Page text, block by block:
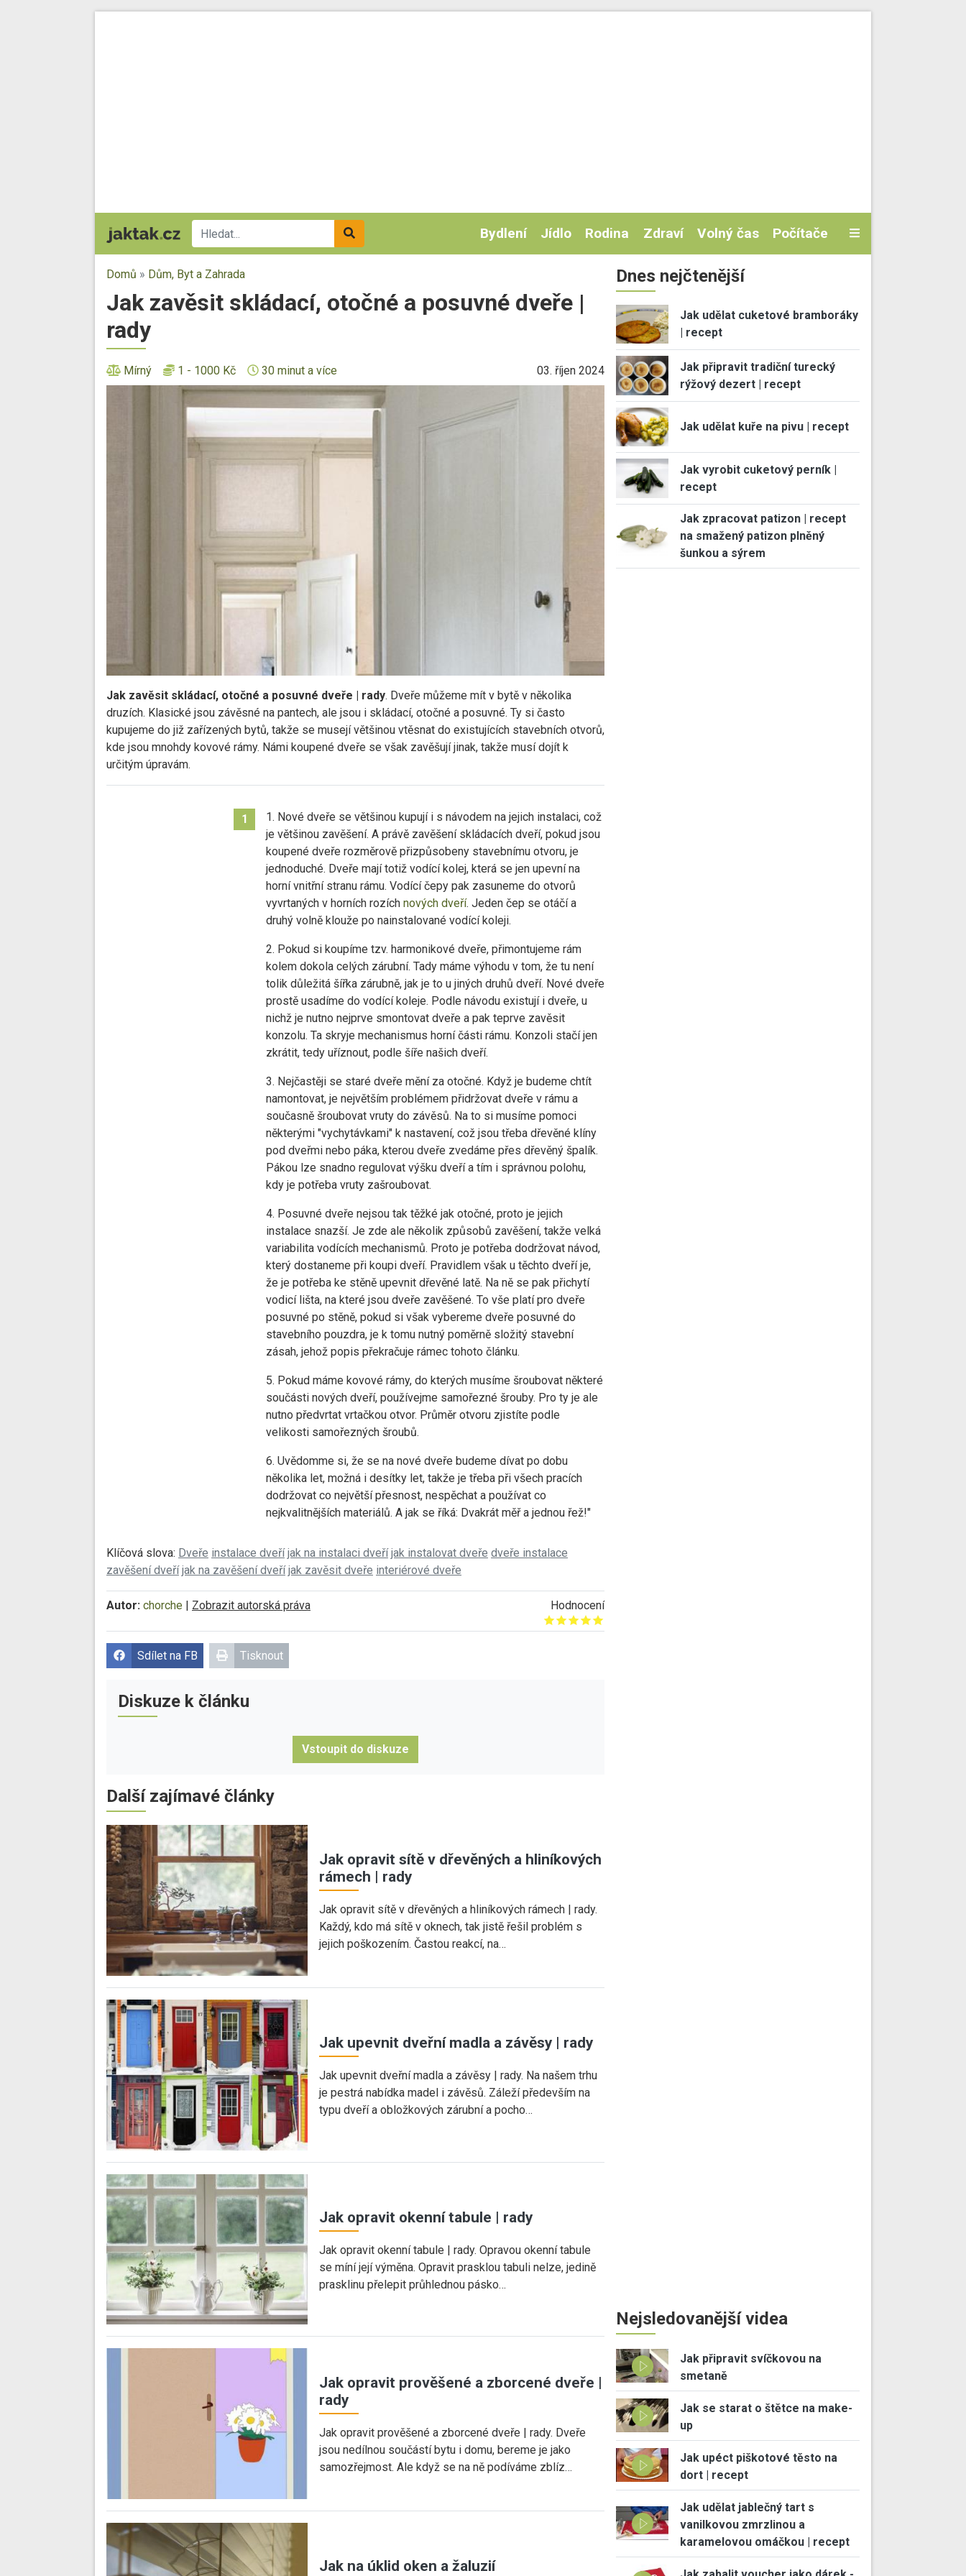
Bydlení Jídlo Rodina Zdraví Volný čas Počítače
Domů » Dům, Byt a Zahrada
Jak zavěsit skládací, otočné a posuvné dveře |
rady
Mírný 1 - 1000 Kč 30 minut a více 03. říjen 2024
Jak zavěsit skládací, otočné a posuvné dveře | rady. Dveře můžeme mít v bytě v několika
druzích. Klasické jsou závěsné na pantech, ale jsou i skládací, otočné a posuvné. Ty si často
kupujeme do již zařízených bytů, takže se musejí většinou vtěsnat do existujících stavebních otvorů,
kde jsou mnohdy kovové rámy. Námi koupené dveře se však zavěšují jinak, takže musí dojít k
určitým úpravám.
1
1. Nové dveře se většinou kupují i s návodem na jejich instalaci, což
je většinou zavěšení. A právě zavěšení skládacích dveří, pokud jsou
koupené dveře rozměrově přizpůsobeny stavebnímu otvoru, je
jednoduché. Dveře mají totiž vodící kolej, která se jen upevní na
horní vnitřní stranu rámu. Vodící čepy pak zasuneme do otvorů
vyvrtaných v horních rozích nových dveří. Jeden čep se otáčí a
druhý volně klouže po nainstalované vodící koleji.
2. Pokud si koupíme tzv. harmonikové dveře, přimontujeme rám
kolem dokola celých zárubní. Tady máme výhodu v tom, že tu není
tolik důležitá šířka zárubně, jak je to u jiných druhů dveří. Nové dveře
prostě usadíme do vodící koleje. Podle návodu existují i dveře, u
nichž je nutno nejprve smontovat dveře a pak teprve zavěsit
konzolu. Ta skryje mechanismus horní části rámu. Konzoli stačí jen
zkrátit, tedy uříznout, podle šíře našich dveří.
3. Nejčastěji se staré dveře mění za otočné. Když je budeme chtít
namontovat, je největším problémem přidržovat dveře v rámu a
současně šroubovat vruty do závěsů. Na to si musíme pomoci
některými "vychytávkami" k nastavení, což jsou třeba dřevěné klíny
pod dveřmi nebo páka, kterou dveře zvedáme přes dřevěný špalík.
Pákou lze snadno regulovat výšku dveří a tím i správnou polohu,
kdy je potřeba vruty zašroubovat.
4. Posuvné dveře nejsou tak těžké jak otočné, proto je jejich
instalace snazší. Je zde ale několik způsobů zavěšení, takže velká
variabilita vodících mechanismů. Proto je potřeba dodržovat návod,
který dostaneme při koupi dveří. Pravidlem však u těchto dveří je,
že je potřeba ke stěně upevnit dřevěné latě. Na ně se pak přichytí
vodicí lišta, na které jsou dveře zavěšené. To vše platí pro dveře
posuvné po stěně, pokud si však vybereme dveře posuvné do
stavebního pouzdra, je k tomu nutný poměrně složitý stavební
zásah, jehož popis překračuje rámec tohoto článku.
5. Pokud máme kovové rámy, do kterých musíme šroubovat některé
součásti nových dveří, používejme samořezné šrouby. Pro ty je ale
nutno předvrtat vrtačkou otvor. Průměr otvoru zjistíte podle
velikosti samořezných šroubů.
6. Uvědomme si, že se na nové dveře budeme dívat po dobu
několika let, možná i desítky let, takže je třeba při všech pracích
dodržovat co největší přesnost, nespěchat a používat co
nejkvalitnějších materiálů. A jak se říká: Dvakrát měř a jednou řež!"
Klíčová slova: Dveře instalace dveří jak na instalaci dveří jak instalovat dveře dveře instalace
zavěšení dveří jak na zavěšení dveří jak zavěsit dveře interiérové dveře
Autor: chorche Zobrazit autorská práva
Hodnocení
Give it 1/5
Give it 2/5
Give it 3/5
Give it 4/5
Give it 5/5
Sdílet na FB Tisknout
Diskuze k článku
Vstoupit do diskuze
Další zajímavé články
Jak opravit sítě v dřevěných a hliníkových
rámech | rady
Jak opravit sítě v dřevěných a hliníkových rámech | rady.
Každý, kdo má sítě v oknech, tak jistě řešil problém s
jejich poškozením. Častou reakcí, na…
Jak upevnit dveřní madla a závěsy | rady
Jak upevnit dveřní madla a závěsy | rady. Na našem trhu
je pestrá nabídka madel i závěsů. Záleží především na
typu dveří a obložkových zárubní a pocho…
Jak opravit okenní tabule | rady
Jak opravit okenní tabule | rady. Opravou okenní tabule
se míní její výměna. Opravit prasklou tabuli nelze, jedině
prasklinu přelepit průhlednou pásko…
Jak opravit prověšené a zborcené dveře |
rady
Jak opravit prověšené a zborcené dveře | rady. Dveře
jsou nedílnou součástí bytu i domu, bereme je jako
samozřejmost. Ale když se na ně podíváme zblíz…
Jak na úklid oken a žaluzií
Dnes nejčtenější
Jak udělat cuketové bramboráky
| recept
Jak připravit tradiční turecký
rýžový dezert | recept
Jak udělat kuře na pivu | recept
Jak vyrobit cuketový perník |
recept
Jak zpracovat patizon | recept
na smažený patizon plněný
šunkou a sýrem
Nejsledovanější videa
Jak připravit svíčkovou na
smetaně
Jak se starat o štětce na make-
up
Jak upéct piškotové těsto na
dort | recept
Jak udělat jablečný tart s
vanilkovou zmrzlinou a
karamelovou omáčkou | recept